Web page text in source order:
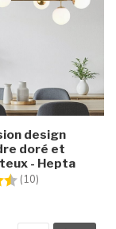
design
doré et
- Hepta
(10)